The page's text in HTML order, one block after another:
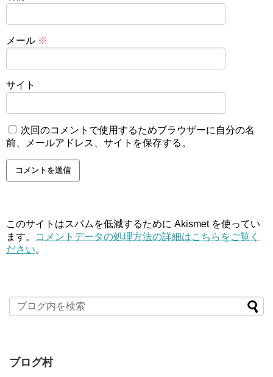
メール ※
サイト
次回のコメントで使用するためブラウザーに自分の名
前、メールアドレス、サイトを保存する。
このサイトはスパムを低減するために Akismet を使ってい
ます。
コメントデータの処理方法の詳細はこちらをご覧く
ださい。
ブログ村